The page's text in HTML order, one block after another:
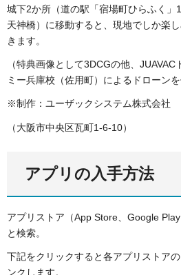
城下2か所（道の駅「宿場町ひらふく」
天神橋）に移動すると、現地でしか楽
きます。
（特典画像として3DCGの他、
ミー兵庫校（佐用町）によるドローン
※制作：ユーザックシステム株式会社
（大阪市中央区瓦町1-6-10）
アプリの入手方法
アプリストア（App Store、Google
と検索。
下記をクリックすると各アプリストア
ンクします。